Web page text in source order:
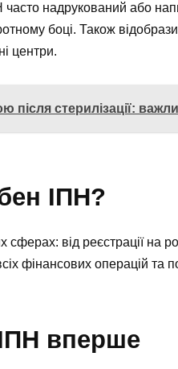
часто надрукований або
боці. Також
центри.
після стерилізації:
ІПН?
сферах: від реєстрації на
фінансових операцій та
вперше